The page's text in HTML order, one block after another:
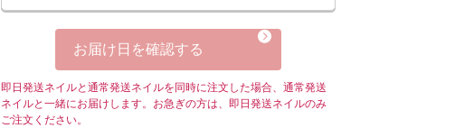
お届け日を確認する
即日発送ネイルと通常発送ネイルを同時に注文した場合、通常発送
ネイルと一緒にお届けします。お急ぎの方は、即日発送ネイルのみ
ご注文ください。